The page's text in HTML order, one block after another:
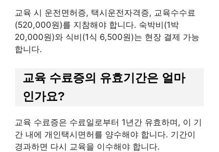
교육 시 운전면허증, 택시운전자격증, 교육수수료
(520,000원)를 지참해야 합니다. 숙박비(1박
20,000원)와 식비(1식 6,500원)는 현장 결제 가능
합니다.​
교육 수료증의 유효기간은 얼마
인가요?
교육 수료증은 수료일로부터 1년간 유효하며, 이 기
간 내에 개인택시면허를 양수해야 합니다. 기간이
경과하면 다시 교육을 이수해야 합니다.